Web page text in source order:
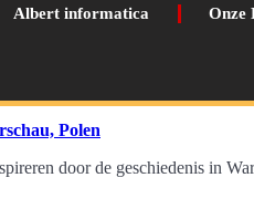
Albert informatica Onze
Polen
door de geschiedenis in